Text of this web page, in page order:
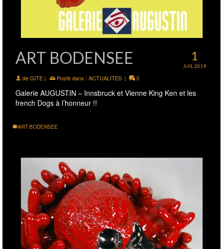
1
JUIL 2019
ART BODENSEE
deGITE | Posté dans : ACTUALITES | 0
Galerie AUGUSTIN – Innsbruck et Vienne King Ken et les
french Dogs à l’honneur !!
ART BODENSEE